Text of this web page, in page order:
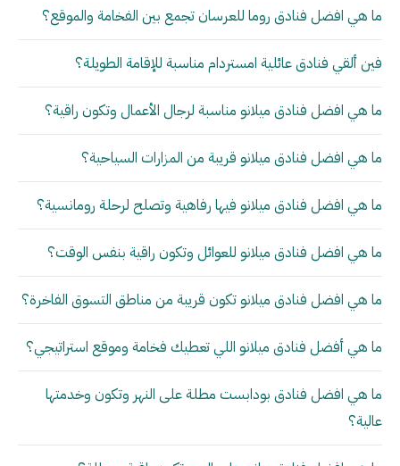
ما هي افضل فنادق روما للعرسان تجمع بين الفخامة والموقع؟
فين ألقي فنادق عائلية امستردام مناسبة للإقامة الطويلة؟
ما هي افضل فنادق ميلانو مناسبة لرجال الأعمال وتكون راقية؟
ما هي افضل فنادق ميلانو قريبة من المزارات السياحية؟
ما هي افضل فنادق ميلانو فيها رفاهية وتصلح لرحلة رومانسية؟
ما هي افضل فنادق ميلانو للعوائل وتكون راقية بنفس الوقت؟
ما هي افضل فنادق ميلانو تكون قريبة من مناطق التسوق الفاخرة؟
ما هي أفضل فنادق ميلانو اللي تعطيك فخامة وموقع استراتيجي؟
ما هي افضل فنادق بودابست مطلة على النهر وتكون وخدمتها
عالية؟